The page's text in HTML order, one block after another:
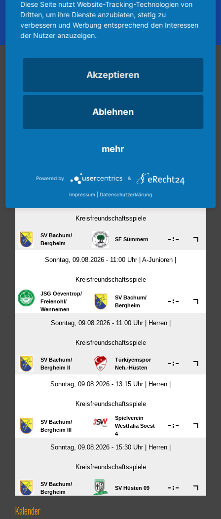
Kalender
Diese Seite nutzt Website-Tracking-Technologien von
Dritten, um ihre Dienste anzubieten, stetig zu
verbessern und Werbung entsprechend den Interessen
der Nutzer anzuzeigen.
Akzeptieren
Ablehnen
mehr
Powered by &
Impressum Datenschutzerklärung